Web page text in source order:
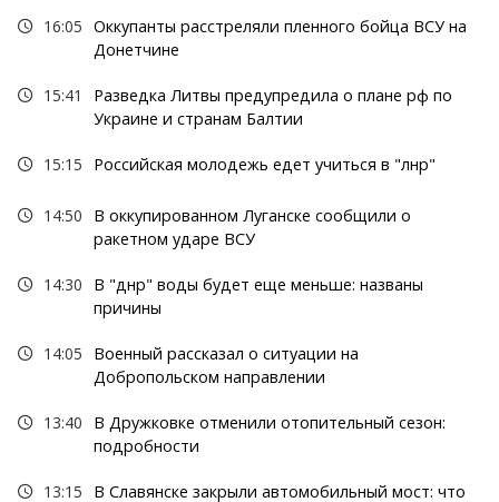
16:05 Оккупанты расстреляли пленного бойца ВСУ на
Донетчине
15:41
Разведка Литвы предупредила о плане рф по
Украине и странам Балтии
15:15 Российская молодежь едет учиться в "лнр"
14:50
В оккупированном Луганске сообщили о
ракетном ударе ВСУ
14:30
В "днр" воды будет еще меньше: названы
причины
14:05
Военный рассказал о ситуации на
Добропольском направлении
13:40
В Дружковке отменили отопительный сезон:
подробности
13:15 В Славянске закрыли автомобильный мост: что